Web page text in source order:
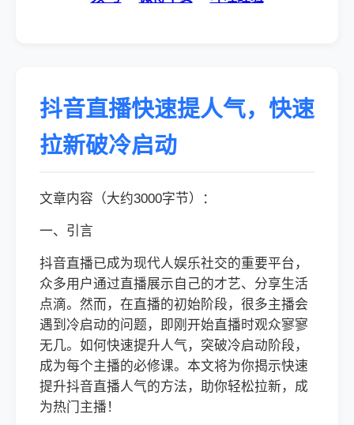
抖音直播快速提人气，快速
拉新破冷启动
文章内容（大约3000字节）：
一、引言
抖音直播已成为现代人娱乐社交的重要平台，
众多用户通过直播展示自己的才艺、分享生活
点滴。然而，在直播的初始阶段，很多主播会
遇到冷启动的问题，即刚开始直播时观众寥寥
无几。如何快速提升人气，突破冷启动阶段，
成为每个主播的必修课。本文将为你揭示快速
提升抖音直播人气的方法，助你轻松拉新，成
为热门主播！